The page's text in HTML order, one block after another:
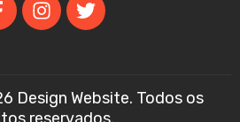
Design Website. Todos os